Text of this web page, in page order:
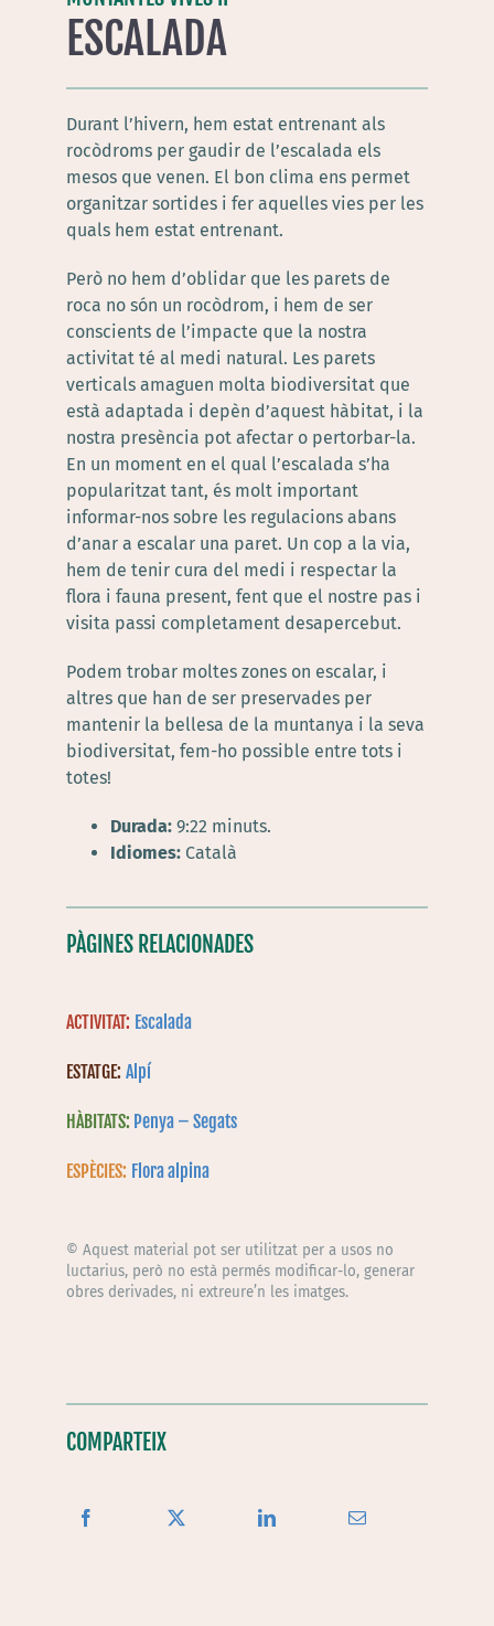
ESCALADA
Durant l’hivern, hem estat entrenant als
rocòdroms per gaudir de l’escalada els
mesos que venen. El bon clima ens permet
organitzar sortides i fer aquelles vies per les
quals hem estat entrenant.
Però no hem d’oblidar que les parets de
roca no són un rocòdrom, i hem de ser
conscients de l’impacte que la nostra
activitat té al medi natural. Les parets
verticals amaguen molta biodiversitat que
està adaptada i depèn d’aquest hàbitat, i la
nostra presència pot afectar o pertorbar-la.
En un moment en el qual l’escalada s’ha
popularitzat tant, és molt important
informar-nos sobre les regulacions abans
d’anar a escalar una paret. Un cop a la via,
hem de tenir cura del medi i respectar la
flora i fauna present, fent que el nostre pas i
visita passi completament desapercebut.
Podem trobar moltes zones on escalar, i
altres que han de ser preservades per
mantenir la bellesa de la muntanya i la seva
biodiversitat, fem-ho possible entre tots i
totes!
Durada:9:22 minuts.
Idiomes: Català
PÀGINES RELACIONADES
ACTIVITAT: Escalada
ESTATGE: Alpí
HÀBITATS: Penya – Segats
ESPÈCIES: Flora alpina
© Aquest material pot ser utilitzat per a usos no
luctarius, però no està permés modificar-lo, generar
obres derivades, ni extreure’n les imatges.
COMPARTEIX